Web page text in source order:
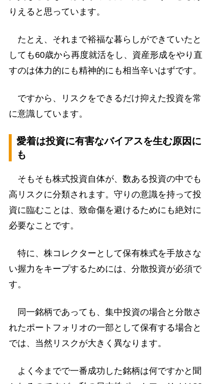
りえると思っています。
たとえ、それまで裕福な暮らしができていたと
しても60歳から再度就活をし、資産形成をやり直
すのは体力的にも精神的にも相当辛いはずです。
ですから、リスクをできるだけ抑えた投資を常
に意識しています。
愛着は投資に有害なバイアスを生む原因に
も
そもそも株式投資自体が、数ある投資の中でも
高リスクに分類されます。守りの意識を持って投
資に臨むことは、致命傷を避けるためにも絶対に
必要なことです。
特に、株コレクターとして保有株式を手放さな
い握力をキープするためには、分散投資が必須で
す。
同一銘柄であっても、集中投資の場合と分散さ
れたポートフォリオの一部として保有する場合と
では、当然リスクが大きく異なります。
よく今までで一番成功した銘柄は何ですかと聞